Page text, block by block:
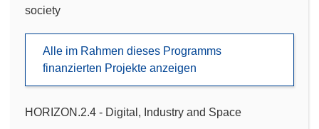
society
Alle im Rahmen dieses Programms
finanzierten Projekte anzeigen
HORIZON.2.4 - Digital, Industry and Space